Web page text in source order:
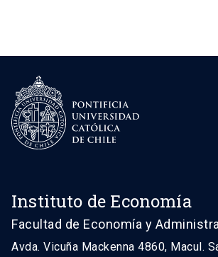
Instituto de Economía
Facultad de Economía y
Avda. Vicuña Mackenna 4860, Macul.